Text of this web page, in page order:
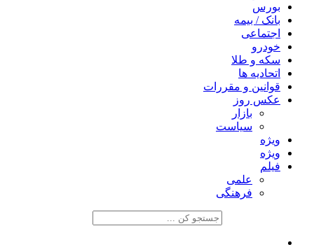
بورس
بانک / بیمه
اجتماعی
خودرو
سکه و طلا
اتحادیه ها
قوانین و مقررات
عکس روز
بازار
سیاست
ویژه
ویژه
فیلم
علمی
فرهنگی